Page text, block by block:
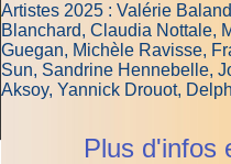
Artistes 2025 : Valérie
Blanchard, Claudia Nottale,
Guegan, Michèle Ravisse,
Sun, Sandrine Hennebelle,
Aksoy, Yannick Drouot,
Plus d'infos